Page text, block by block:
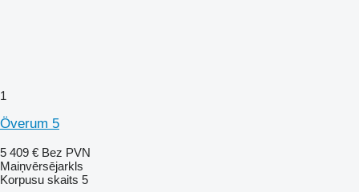
1
Överum 5
5 409 € Bez PVN
Maiņvērsējarkls
Korpusu skaits 5